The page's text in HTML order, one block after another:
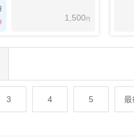
1,500 円
3 4 5 最